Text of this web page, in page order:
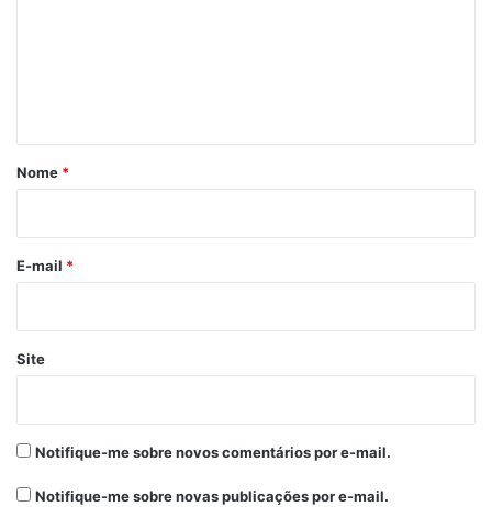
r
*
Nome *
E-mail *
Site
Notifique-me sobre novos comentários por e-mail.
Notifique-me sobre novas publicações por e-mail.